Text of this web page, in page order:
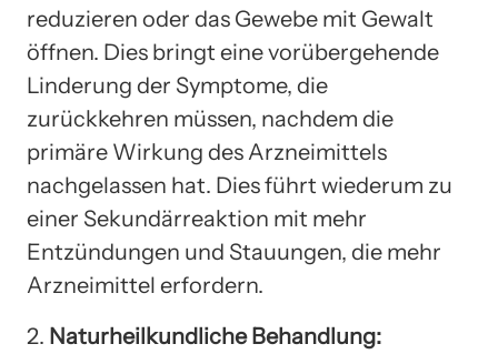
reduzieren oder das Gewebe mit Gewalt
öffnen. Dies bringt eine vorübergehende
Linderung der Symptome, die
zurückkehren müssen, nachdem die
primäre Wirkung des Arzneimittels
nachgelassen hat. Dies führt wiederum zu
einer Sekundärreaktion mit mehr
Entzündungen und Stauungen, die mehr
Arzneimittel erfordern.
2. Naturheilkundliche Behandlung: